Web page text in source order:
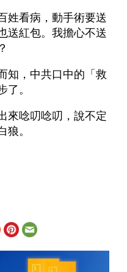
姓看病，動手術要送
送紅包。我擔心不送
知，中共口中的「救
了。
來唸叨唸叨，說不定
狼。